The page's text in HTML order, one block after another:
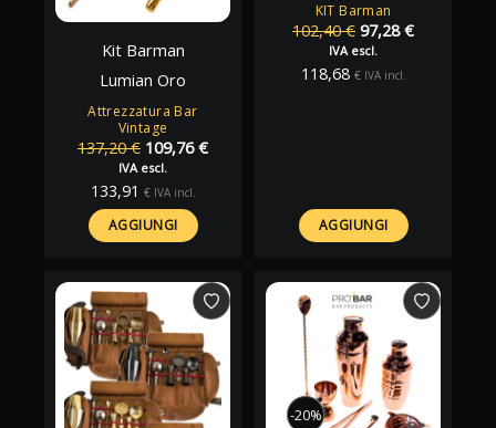
Attrezzatura Bar
Vintage
Kit Barman
Lumian Oro
137,20€ Il
prezzo
originale
era:
137,20 €.
109,76€Il
IVA escl.
133,91 € IVA incl.
AGGIUNGI
KIT Barman
102,40€ Il
prezzo
originale
97,28€Il
IVA escl.
118,68 € IVA incl.
AGGIUNGI
-20%
-20%